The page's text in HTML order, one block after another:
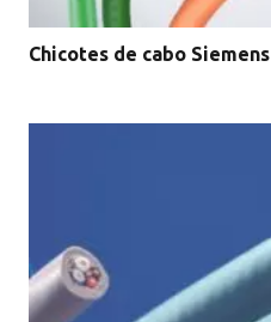
Chicotes de cabo Siemens